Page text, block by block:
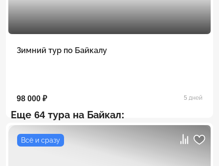
Зимний тур по Байкалу
98 000 ₽ 5 дней
Еще 64 тура на Байкал:
Всё и сразу